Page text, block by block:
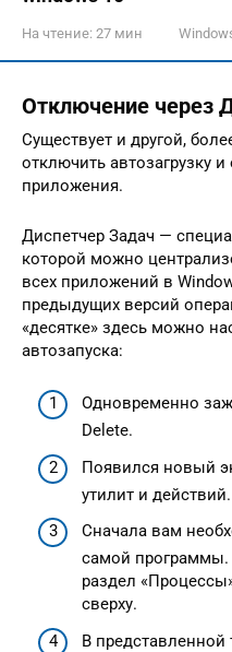
На чтение: 27 мин
Отключение через
Существует и другой,
отключить автозагрузку и
приложения.
Диспетчер Задач —
которой можно
всех приложений в
предыдущих версий
«десятке» здесь можно
автозапуска:
Одновременно
Delete.
Появился новый
утилит и
Сначала вам
самой программы.
раздел
сверху.
В представленной